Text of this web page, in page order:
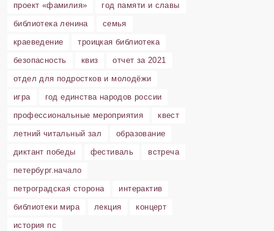
проект «фамилия»
год памяти и славы
библиотека ленина
семья
краеведение
троицкая библиотека
безопасность
квиз
отчет за 2021
отдел для подростков и молодёжи
игра
год единства народов россии
профессиональные мероприятия
квест
летний читальный зал
образование
диктант победы
фестиваль
встреча
петербург.начало
петроградская сторона
интерактив
библиотеки мира
лекция
концерт
история пс